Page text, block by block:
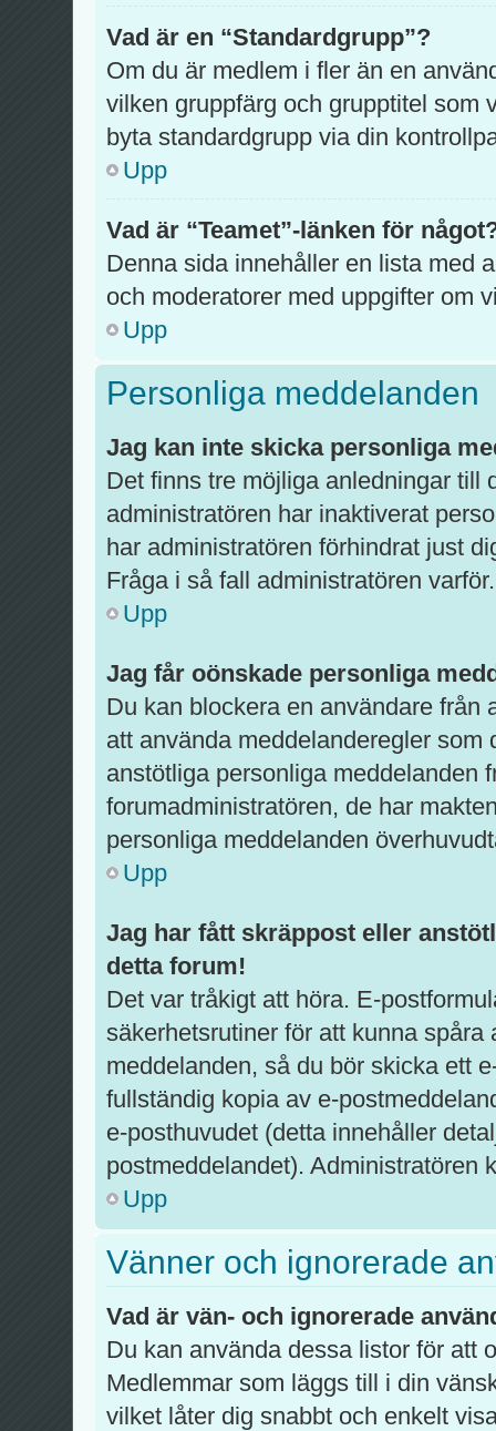
Vad är en “Standardgrupp”?
Om du är medlem i fler än en
vilken gruppfärg och grupptitel som
byta standardgrupp via din
Upp
Vad är “Teamet”-länken för
Denna sida innehåller en lista med
och moderatorer med uppgifter om
Upp
Personliga meddelanden
Jag kan inte skicka personliga
Det finns tre möjliga anledningar till
administratören har inaktiverat
har administratören förhindrat just
Fråga i så fall administratören varför.
Upp
Jag får oönskade personliga
Du kan blockera en användare från
att använda meddelanderegler
anstötliga personliga meddelanden
forumadministratören, de har
personliga meddelanden
Upp
Jag har fått skräppost eller
detta forum!
Det var tråkigt att höra. E-
säkerhetsrutiner för att kunna
meddelanden, så du bör skicka ett
fullständig kopia av e-
e-posthuvudet (detta innehåller
postmeddelandet). Administratören
Upp
Vänner och ignorerade
Vad är vän- och ignorerade
Du kan använda dessa listor för att
Medlemmar som läggs till i din
vilket låter dig snabbt och enkelt